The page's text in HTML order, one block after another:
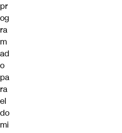
pr
og
ra
m
ad
o
pa
ra
el
do
mi